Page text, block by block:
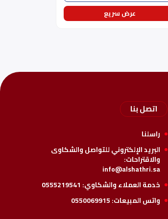
عرض سريع
اتصل بنا
راسلنا
البريد الإلكتروني للتواصل والشكاوى
والاقتراحات:
info@alshathri.sa
خدمة العملاء والشكاوي: 0555219541
واتس المبيعات:0550069915